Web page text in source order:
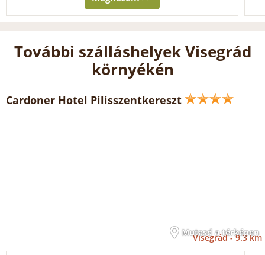
További szálláshelyek Visegrád
környékén
Cardoner Hotel Pilisszentkereszt
Mutasd a térképen
Visegrád -9.3 km